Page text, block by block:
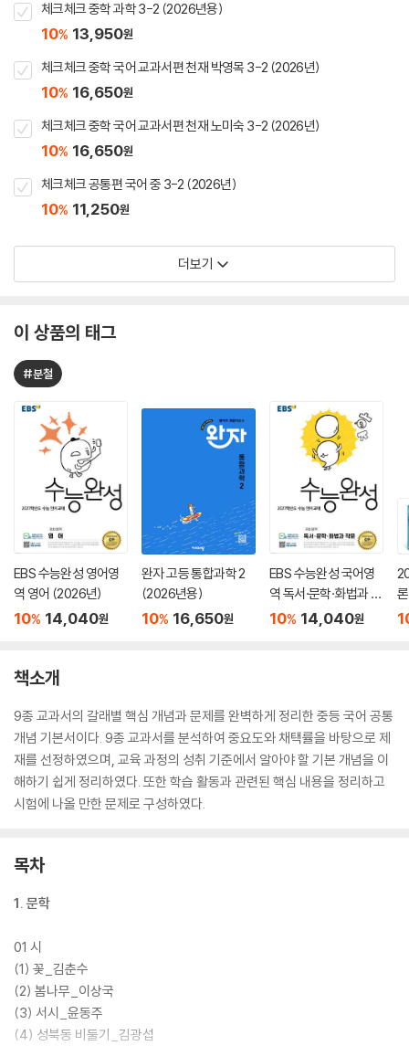
체크체크 중학 과학 3-2 (2026년용)
10% 13,950원
체크체크 중학 국어 교과서편 천재 박영목 3-2 (2026년)
10% 16,650원
체크체크 중학 국어 교과서편 천재 노미숙 3-2 (2026년)
10% 16,650원
체크체크 공통편 국어 중 3-2 (2026년)
10% 11,250원
더보기
이 상품의 태그
#분철
EBS 수능완성 영어영
역 영어 (2026년)
10% 14,040원
완자 고등 통합과학 2
(2026년용)
10% 16,650원
EBS 수능완성 국어영
역 독서·문학·화법과 작
문 (2026년)
10% 14,040원
(
책소개
9종 교과서의 갈래별 핵심 개념과 문제를 완벽하게 정리한 중등 국어 공통
개념 기본서이다. 9종 교과서를 분석하여 중요도와 채택률을 바탕으로 제
재를 선정하였으며, 교육 과정의 성취 기준에서 알아야 할 기본 개념을 이
해하기 쉽게 정리하였다. 또한 학습 활동과 관련된 핵심 내용을 정리하고
시험에 나올 만한 문제로 구성하였다.
목차
1. 문학
01 시
(1) 꽃_김춘수
(2) 봄나무_이상국
(3) 서시_윤동주
(4) 성북동 비둘기_김광섭